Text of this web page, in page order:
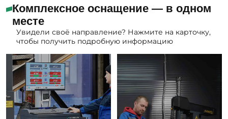
Комплексное оснащение — в одном
месте
Увидели своё направление? Нажмите на карточку,
чтобы получить подробную информацию